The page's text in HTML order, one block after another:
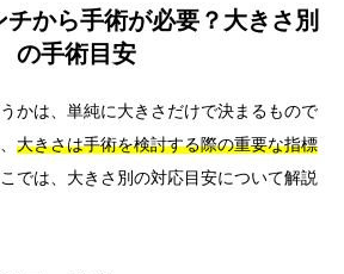
から手術が必要？大きさ別
の手術目安
かは、単純に大きさだけで決まるもので
大きさは手術を検討する際の重要な指標
では、大きさ別の対応目安について解説